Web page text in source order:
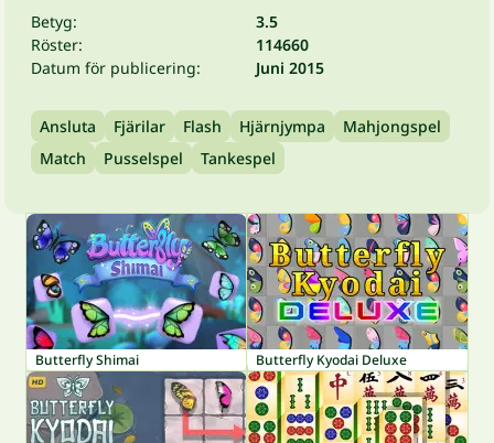
Betyg:
3.5
Röster:
114660
Datum för publicering:
Juni 2015
Ansluta Fjärilar Flash Hjärnjympa
Mahjongspel
Match
Pusselspel Tankespel
Butterfly Shimai Butterfly Kyodai Deluxe